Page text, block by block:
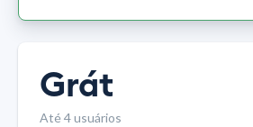
Grát
Até 4 usuários